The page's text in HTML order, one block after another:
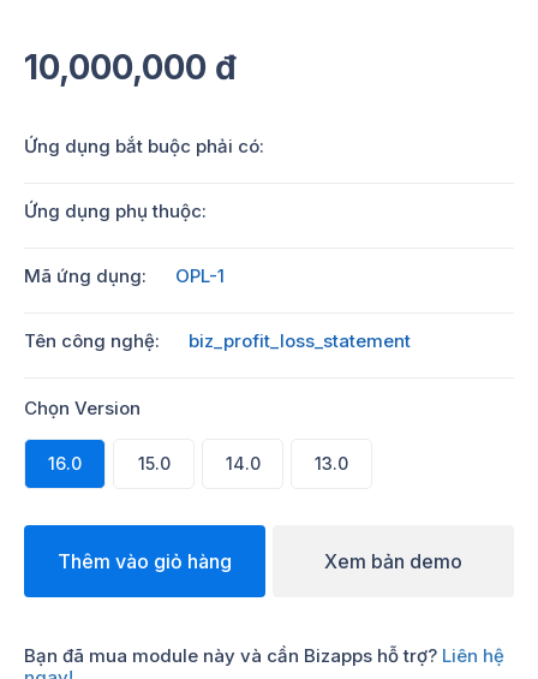
10,000,000 đ
Ứng dụng bắt buộc phải có:
Ứng dụng phụ thuộc:
Mã ứng dụng: OPL-1
Tên công nghệ: biz_profit_loss_statement
Chọn Version
16.0 15.0 14.0 13.0
Thêm vào giỏ hàng Xem bản demo
Bạn đã mua module này và cần Bizapps hỗ trợ? Liên hệ